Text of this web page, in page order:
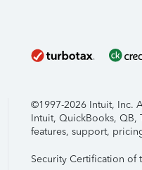
©1997-2026 Intuit, Inc.
Intuit, QuickBooks, QB,
features, support,
Security Certification of